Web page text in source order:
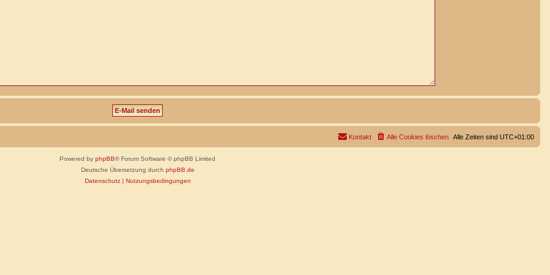
Alle Zeiten sind UTC+01:00
Alle Cookies löschen
Kontakt
Powered by phpBB® Forum Software © phpBB Limited
Deutsche Übersetzung durch phpBB.de
Datenschutz| Nutzungsbedingungen